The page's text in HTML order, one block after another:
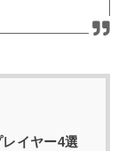
イヤー4選